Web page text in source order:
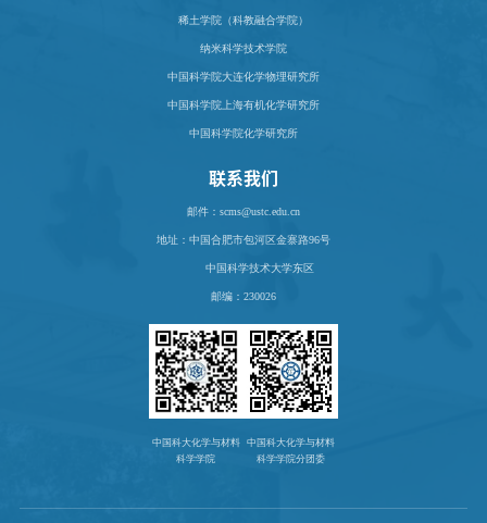
稀土学院（科教融合学院）
纳米科学技术学院
中国科学院大连化学物理研究所
中国科学院上海有机化学研究所
中国科学院化学研究所
联系我们
邮件：scms@ustc.edu.cn
地址： 中国合肥市包河区金寨路96号
中国科学技术大学东区
邮编：230026
中国科大化学与材料
科学学院
中国科大化学与材料
科学学院分团委